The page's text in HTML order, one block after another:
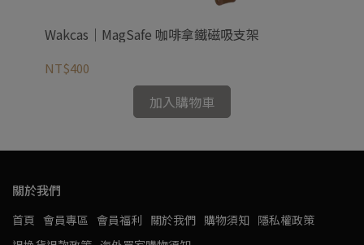
Wakcas｜MagSafe 咖啡拿鐵磁吸支架
NT$400
加入購物車
關於我們
首頁 會員專區 會員福利 關於我們 購物須知 隱私權政策